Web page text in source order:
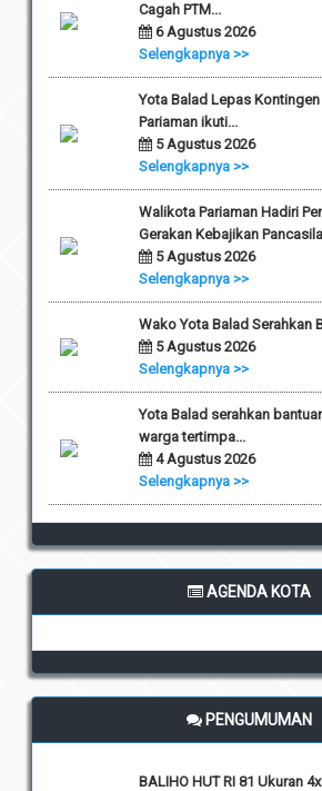
Cagah PTM...
6 Agustus 2026
Selengkapnya >>
Yota Balad Lepas
Pariaman ikuti...
5 Agustus 2026
Selengkapnya >>
Walikota Pariaman Hadiri
Gerakan Kebajikan
5 Agustus 2026
Selengkapnya >>
Wako Yota Balad Serahkan
5 Agustus 2026
Selengkapnya >>
Yota Balad serahkan
warga tertimpa...
4 Agustus 2026
Selengkapnya >>
AGENDA KOTA
PENGUMUMAN
BALIHO HUT RI 81 Ukuran